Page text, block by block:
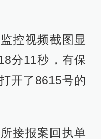
控视频截图显
分11秒，有保
开了8615号的
接报案回执单